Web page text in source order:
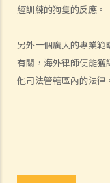
經訓練的狗隻的反應。
另外一個廣大的專業
有關，海外律師便能獲
他司法管轄區內的法律
d. 對「警察的不合理搜
a. 列隊認人
1. 在列隊認人及其他認
d. 關於指認證據的指示